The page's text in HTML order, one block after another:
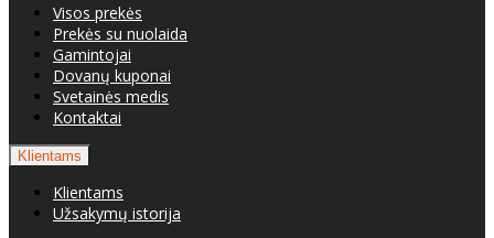
Visos prekės
Prekės su nuolaida
Gamintojai
Dovanų kuponai
Svetainės medis
Kontaktai
Klientams
Klientams
Užsakymų istorija